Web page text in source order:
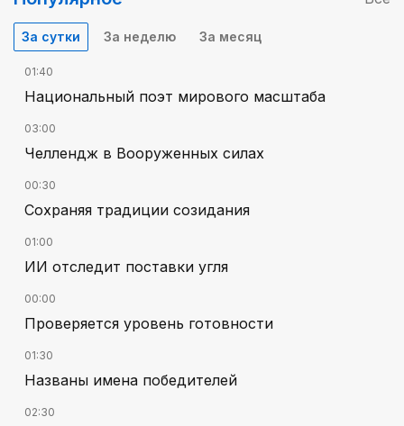
За сутки За неделю За месяц
01:40
Национальный поэт мирового масштаба
03:00
Челлендж в Вооруженных силах
00:30
Сохраняя традиции созидания
01:00
ИИ отследит поставки угля
00:00
Проверяется уровень готовности
01:30
Названы имена победителей
02:30